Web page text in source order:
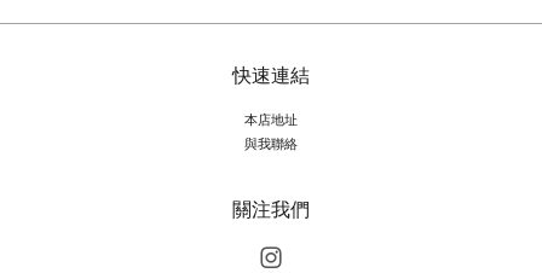
快速連結
本店地址
與我聯絡
關注我們